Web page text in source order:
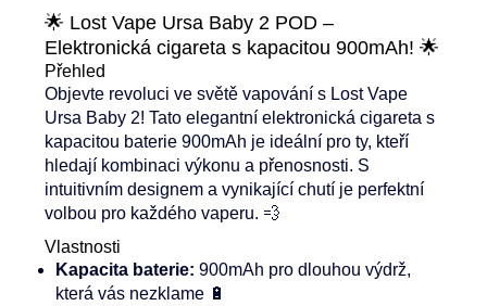
🌟 Lost Vape Ursa Baby 2 POD –
Elektronická cigareta s kapacitou 900mAh! 🌟
Přehled
Objevte revoluci ve světě vapování s Lost Vape
Ursa Baby 2! Tato elegantní elektronická cigareta s
kapacitou baterie 900mAh je ideální pro ty, kteří
hledají kombinaci výkonu a přenosnosti. S
intuitivním designem a vynikající chutí je perfektní
volbou pro každého vaperu. 💨
Vlastnosti
Kapacita baterie: 900mAh pro dlouhou výdrž,
která vás nezklame 🔋